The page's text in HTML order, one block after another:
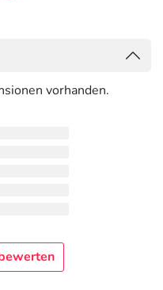
vorhanden.